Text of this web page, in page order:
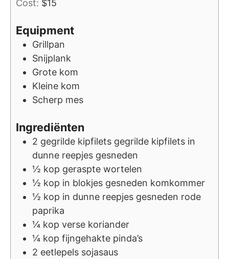
Cost: $15
Equipment
Grillpan
Snijplank
Grote kom
Kleine kom
Scherp mes
Ingrediënten
2 gegrilde kipfilets gegrilde kipfilets in
dunne reepjes gesneden
½ kop geraspte wortelen
½ kop in blokjes gesneden komkommer
½ kop in dunne reepjes gesneden rode
paprika
¼ kop verse koriander
¼ kop fijngehakte pinda’s
2 eetlepels sojasaus